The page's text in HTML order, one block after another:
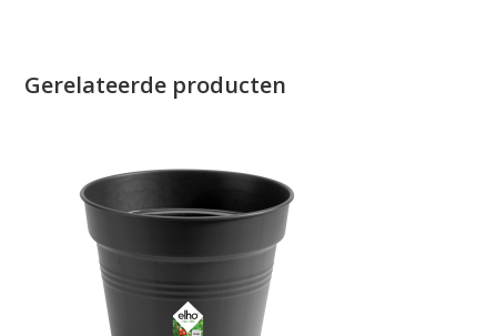
Gerelateerde producten